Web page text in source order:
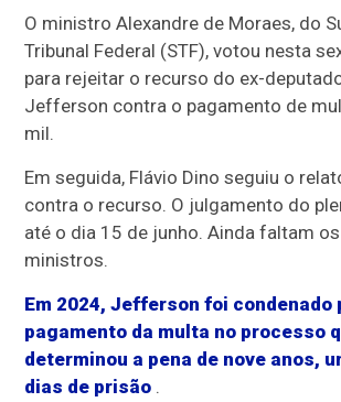
O ministro Alexandre de Moraes, do
Tribunal Federal (STF), votou nesta
para rejeitar o recurso do ex-
Jefferson contra o pagamento de
mil.
Em seguida, Flávio Dino seguiu o
contra o recurso. O julgamento do
até o dia 15 de junho. Ainda faltam
ministros.
Em 2024, Jefferson foi condenado
pagamento da multa no processo
determinou a pena de nove anos,
dias de prisão .